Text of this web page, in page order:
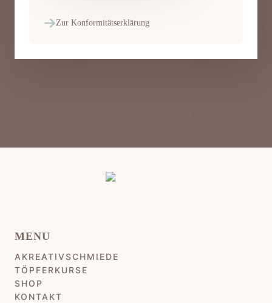
Zur Konformitätserklärung
MENU
AKREATIVSCHMIEDE
TÖPFERKURSE
SHOP
KONTAKT